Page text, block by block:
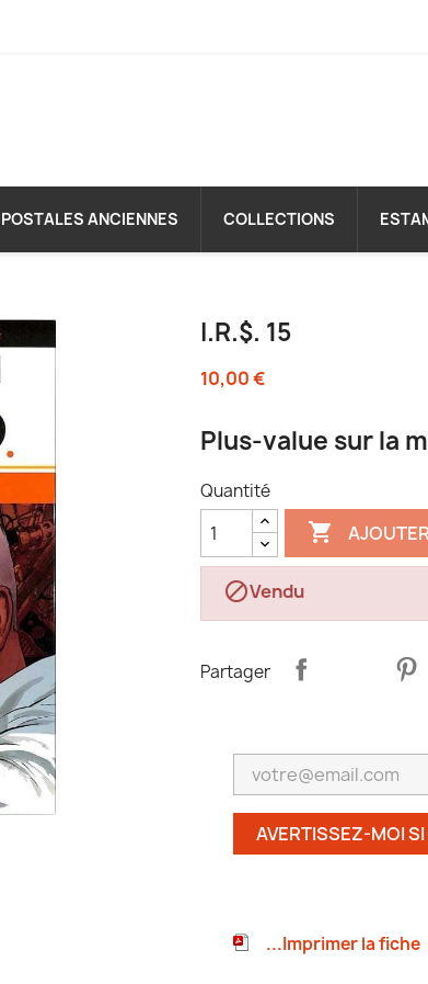
ANCIENNES COLLECTIONS
I.R.$. 15
10,00 €
Plus-value sur la
Quantité

Vendu
Partager
AVERTISSEZ-MOI
...Imprimer la fiche